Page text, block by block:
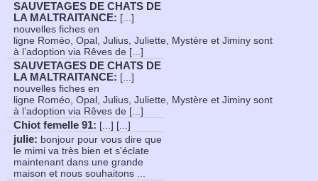
SAUVETAGES DE CHATS DE
LA MALTRAITANCE: [...]
nouvelles fiches en
ligne Roméo, Opal, Julius, Juliette, Mystère et Jiminy sont
à l’adoption via Rêves de [...]
SAUVETAGES DE CHATS DE
LA MALTRAITANCE: [...]
nouvelles fiches en
ligne Roméo, Opal, Julius, Juliette, Mystère et Jiminy sont
à l’adoption via Rêves de [...]
Chiot femelle 91: [...] [...]
julie: bonjour pour vous dire que
le mimi va très bien et s'éclate
maintenant dans une grande
maison et nous souhaitons ...